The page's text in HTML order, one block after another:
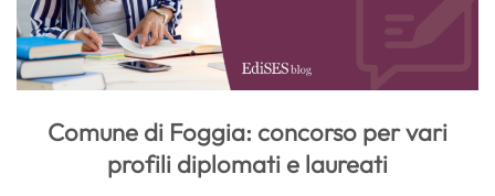
Comune di Foggia: concorso per vari
profili diplomati e laureati